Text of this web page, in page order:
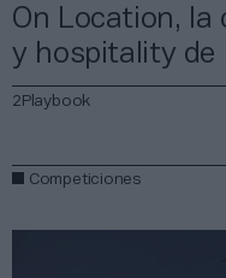
On Location, la
y hospitality de
2Playbook
Competiciones